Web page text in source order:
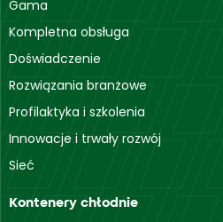
Gama
Kompletna obsługa
Doświadczenie
Rozwiązania branżowe
Profilaktyka i szkolenia
Innowacje i trwały rozwój
Sieć
Kontenery chłodnie